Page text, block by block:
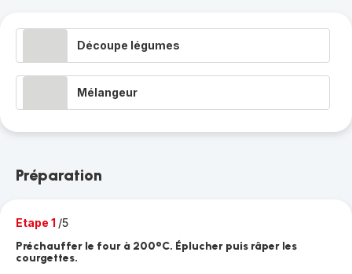
Découpe légumes
Mélangeur
Préparation
Etape 1 /5
Préchauffer le four à 200°C. Éplucher puis râper les
courgettes.